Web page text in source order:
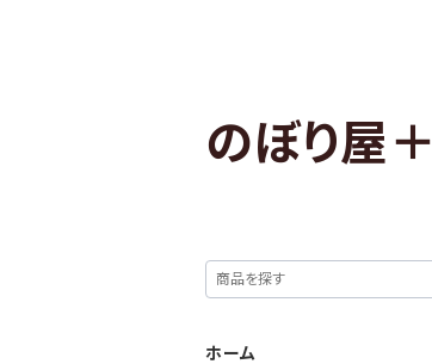
のぼり屋＋
ホーム